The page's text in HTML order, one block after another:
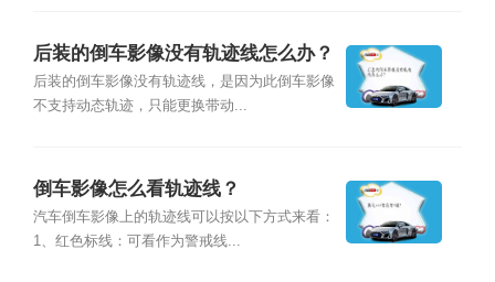
后装的倒车影像没有轨迹线怎么办？
后装的倒车影像没有轨迹线，是因为此倒车影像
不支持动态轨迹，只能更换带动...
倒车影像怎么看轨迹线？
汽车倒车影像上的轨迹线可以按以下方式来看：
1、红色标线：可看作为警戒线...